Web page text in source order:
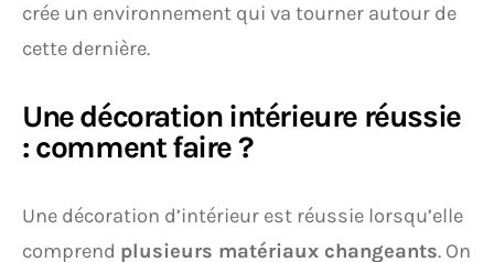
crée un environnement qui va tourner autour de
cette dernière.
Une décoration intérieure réussie
: comment faire ?
Une décoration d’intérieur est réussie lorsqu’elle
comprend plusieurs matériaux changeants. On